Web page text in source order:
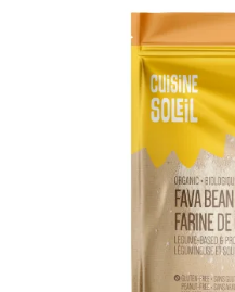
ADD TO CART